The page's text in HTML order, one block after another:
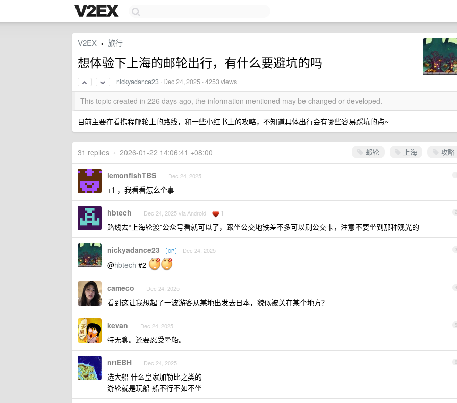
V2EX › 旅行
想体验下上海的邮轮出行，有什么要避坑的吗
nickyadance23 · Dec 24, 2025 · 4253 views
This topic created in 226 days ago, the information mentioned may be changed or developed.
目前主要在看携程邮轮上的路线，和一些小红书上的攻略，不知道具体出行会有哪些容易踩坑的点~
邮轮 上海 攻略
31 replies • 2026-01-22 14:06:41 +08:00
1
lemonfishTBS Dec 24, 2025
+1 ，我看看怎么个事
2
hbtech Dec 24, 2025 via Android 1
路线去“上海轮渡”公众号看就可以了，跟坐公交地铁差不多可以刷公交卡，注意不要坐到那种观光的
3
nickyadance23 OP Dec 24, 2025
@hbtech #2
4
cameco Dec 24, 2025
看到这让我想起了一波游客从某地出发去日本，貌似被关在某个地方？
5
kevan Dec 24, 2025
特无聊。还要忍受晕船。
6
nrtEBH Dec 24, 2025
选大船 什么皇家加勒比之类的
游轮就是玩船 船不行不如不坐